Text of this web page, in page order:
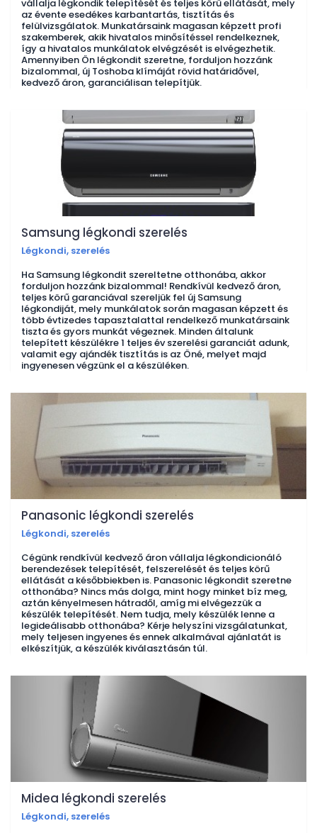
vállalja légkondik telepítését és teljes körű ellátását, mely
az évente esedékes karbantartás, tisztítás és
felülvizsgálatok. Munkatársaink magasan képzett profi
szakemberek, akik hivatalos minősítéssel rendelkeznek,
így a hivatalos munkálatok elvégzését is elvégezhetik.
Amennyiben Ön légkondit szeretne, forduljon hozzánk
bizalommal, új Toshoba klímáját rövid határidővel,
kedvező áron, garanciálisan telepítjük.
Samsung légkondi szerelés
Légkondi, szerelés
Ha Samsung légkondit szereltetne otthonába, akkor
forduljon hozzánk bizalommal! Rendkívül kedvező áron,
teljes körű garanciával szereljük fel új Samsung
légkondiját, mely munkálatok során magasan képzett és
több évtizedes tapasztalattal rendelkező munkatársaink
tiszta és gyors munkát végeznek. Minden általunk
telepített készülékre 1 teljes év szerelési garanciát adunk,
valamit egy ajándék tisztítás is az Öné, melyet majd
ingyenesen végzünk el a készüléken.
Panasonic légkondi szerelés
Légkondi, szerelés
Cégünk rendkívül kedvező áron vállalja légkondicionáló
berendezések telepítését, felszerelését és teljes körű
ellátását a későbbiekben is. Panasonic légkondit szeretne
otthonába? Nincs más dolga, mint hogy minket bíz meg,
aztán kényelmesen hátradől, amíg mi elvégezzük a
készülék telepítését. Nem tudja, mely készülék lenne a
legideálisabb otthonába? Kérje helyszíni vizsgálatunkat,
mely teljesen ingyenes és ennek alkalmával ajánlatát is
elkészítjük, a készülék kiválasztásán túl.
Midea légkondi szerelés
Légkondi, szerelés